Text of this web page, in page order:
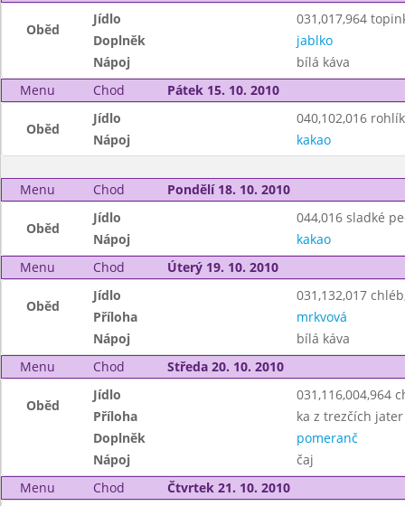
Oběd
Jídlo
031,017,964
Doplněk
jablko
Nápoj
bílá káva
Menu
Chod Pátek 15. 10. 2010
Oběd
Jídlo
040,102,016
Nápoj
kakao
Menu Chod Pondělí 18. 10. 2010
Oběd
Jídlo
044,016 sladké
Nápoj
kakao
Menu
Chod Úterý 19. 10. 2010
Oběd
Jídlo
031,132,017
Příloha
mrkvová
Nápoj
bílá káva
Menu
Chod Středa 20. 10. 2010
Oběd
Jídlo
031,116,004,964
Příloha
ka z trezčích jater
Doplněk
pomeranč
Nápoj
čaj
Menu
Chod Čtvrtek 21. 10. 2010